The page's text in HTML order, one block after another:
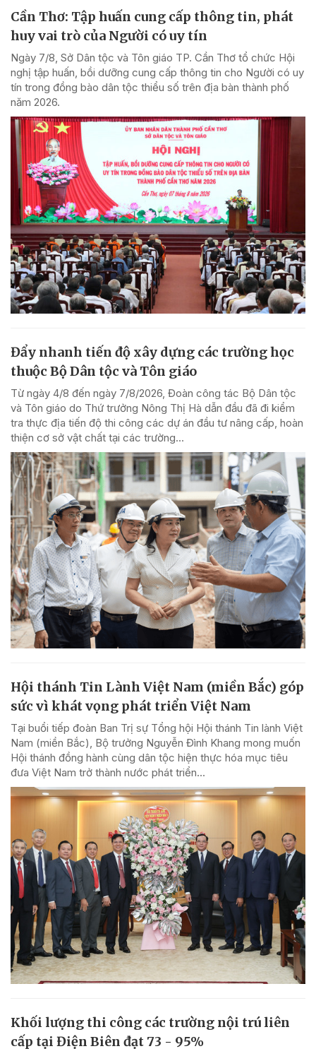
Cần Thơ: Tập huấn cung cấp thông tin, phát
huy vai trò của Người có uy tín
Ngày 7/8, Sở Dân tộc và Tôn giáo TP. Cần Thơ tổ chức Hội
nghị tập huấn, bồi dưỡng cung cấp thông tin cho Người có uy
tín trong đồng bào dân tộc thiểu số trên địa bàn thành phố
năm 2026.
Đẩy nhanh tiến độ xây dựng các trường học
thuộc Bộ Dân tộc và Tôn giáo
Từ ngày 4/8 đến ngày 7/8/2026, Đoàn công tác Bộ Dân tộc
và Tôn giáo do Thứ trưởng Nông Thị Hà dẫn đầu đã đi kiểm
tra thực địa tiến độ thi công các dự án đầu tư nâng cấp, hoàn
thiện cơ sở vật chất tại các trường...
Hội thánh Tin Lành Việt Nam (miền Bắc) góp
sức vì khát vọng phát triển Việt Nam
Tại buổi tiếp đoàn Ban Trị sự Tổng hội Hội thánh Tin lành Việt
Nam (miền Bắc), Bộ trưởng Nguyễn Đình Khang mong muốn
Hội thánh đồng hành cùng dân tộc hiện thực hóa mục tiêu
đưa Việt Nam trở thành nước phát triển...
Khối lượng thi công các trường nội trú liên
cấp tại Điện Biên đạt 73 - 95%